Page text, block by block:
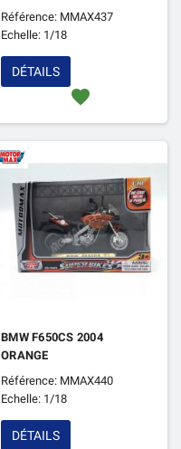
Référence: MMAX437
Echelle: 1/18
favorite
DÉTAILS
BMW F650CS 2004
ORANGE
Référence: MMAX440
Echelle: 1/18
DÉTAILS